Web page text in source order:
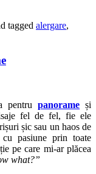
tagged alergare,
pentrupanorame și
fel de fel, fie ele
șic sau un haos de
pasiune prin toate
pe care mi-ar plăcea
what?”